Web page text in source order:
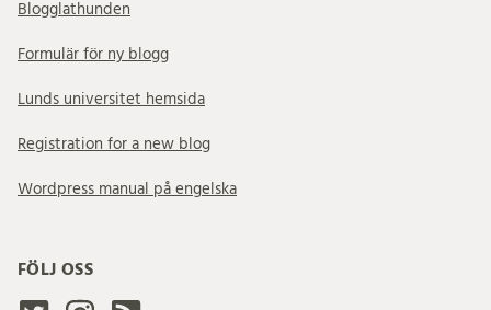
Blogglathunden
Formulär för ny blogg
Lunds universitet hemsida
Registration for a new blog
Wordpress manual på engelska
FÖLJ OSS